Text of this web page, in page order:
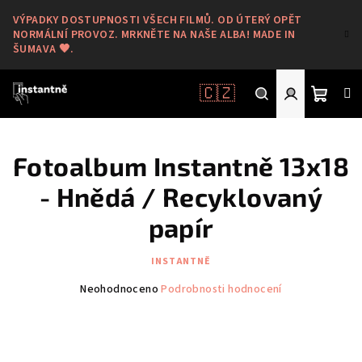
obsah
VÝPADKY DOSTUPNOSTI VŠECH FILMŮ. OD ÚTERÝ OPĚT
NORMÁLNÍ PROVOZ. MRKNĚTE NA NAŠE ALBA! MADE IN
ŠUMAVA 🖤.
🇨🇿
Hledat Přihlášení
košík
Fotoalbum Instantně 13x18
- Hnědá / Recyklovaný
papír
INSTANTNĚ
Průměrné
Neohodnoceno Podrobnosti hodnocení